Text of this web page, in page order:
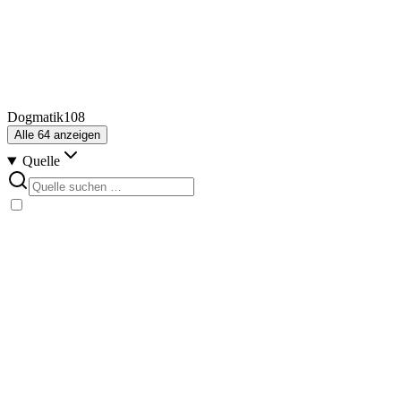
Dogmatik108
Alle 64 anzeigen
Quelle